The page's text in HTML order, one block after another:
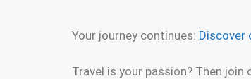
Your journey continues: Discover
Travel is your passion? Then join